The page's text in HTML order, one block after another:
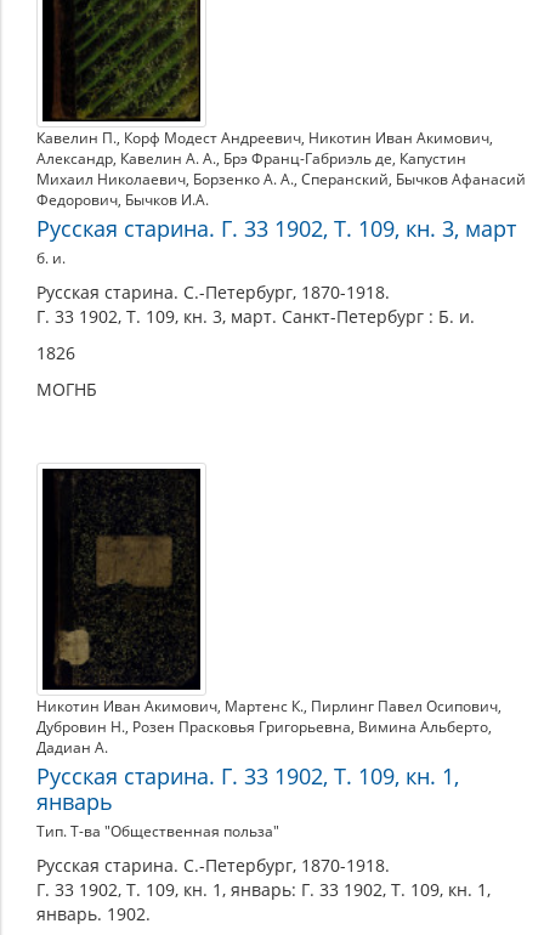
Кавелин П., Корф Модест Андреевич, Никотин Иван Акимович,
Александр, Кавелин А. А., Брэ Франц-Габриэль де, Капустин
Михаил Николаевич, Борзенко А. А., Сперанский, Бычков Афанасий
Федорович, Бычков И.А.
Русская старина. Г. 33 1902, Т. 109, кн. 3, март
б. и.
Русская старина. С.-Петербург, 1870-1918.
Г. 33 1902, Т. 109, кн. 3, март. Санкт-Петербург : Б. и.
1826
МОГНБ
Никотин Иван Акимович, Мартенс К., Пирлинг Павел Осипович,
Дубровин Н., Розен Прасковья Григорьевна, Вимина Альберто,
Дадиан А.
Русская старина. Г. 33 1902, Т. 109, кн. 1,
январь
Тип. Т-ва "Общественная польза"
Русская старина. С.-Петербург, 1870-1918.
Г. 33 1902, Т. 109, кн. 1, январь: Г. 33 1902, Т. 109, кн. 1,
январь. 1902.